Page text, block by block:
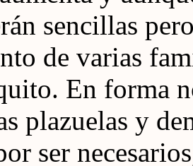
sencillas
de varias
En forma
plazuelas y
ser